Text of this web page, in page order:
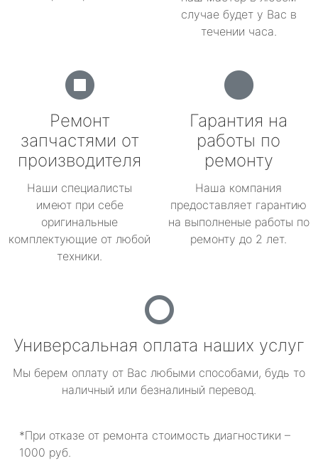
случае будет у Вас в
течении часа.
Ремонт
запчастями от
производителя
Наши специалисты
имеют при себе
оригинальные
комплектующие от любой
техники.
Гарантия на
работы по
ремонту
Наша компания
предоставляет гарантию
на выполненые работы по
ремонту до 2 лет.
Универсальная оплата наших услуг
Мы берем оплату от Вас любыми способами, будь то
наличный или безналиный перевод.
*При отказе от ремонта стоимость диагностики –
1000 руб.